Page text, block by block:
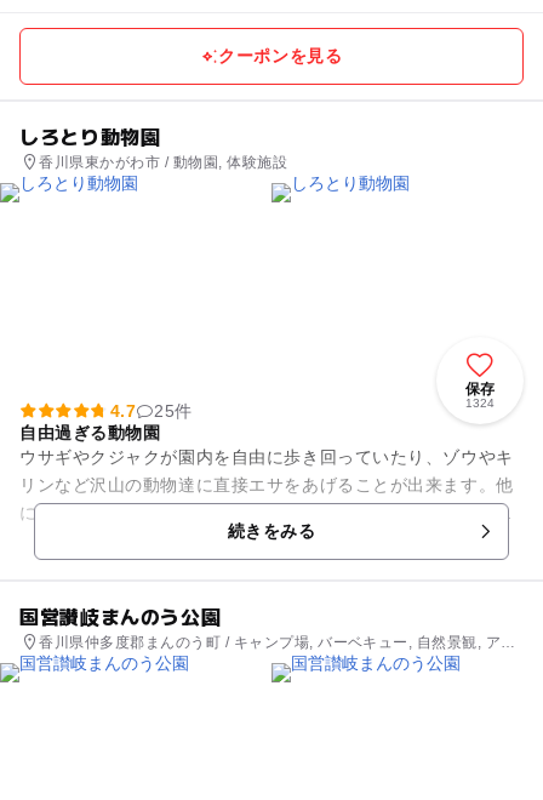
クーポンを見る
しろとり動物園
香川県東かがわ市 / 動物園, 体験施設
保存
1324
4.7
25件
自由過ぎる動物園
ウサギやクジャクが園内を自由に歩き回っていたり、ゾウやキ
リンなど沢山の動物達に直接エサをあげることが出来ます。他
にも猛獣の赤ちゃん（トラ、ライオン等）との触れあいや、タ
カ・フクロウが目の前を飛ぶ...続きをみる
国営讃岐まんのう公園
香川県仲多度郡まんのう町 / キャンプ場, バーベキュー, 自然景観, アス
レチック, 公園・総合公園